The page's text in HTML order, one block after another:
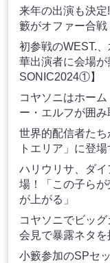
来年の出演も決
籔がオファー合戦
初参戦のWEST.
華出演者に会場
SONIC2024①】
コヤソニはホー
ー・エルフが囲み
世界的配信者た
トエリア」に登
ハリウリサ、ダ
場！「この子ら
が上がる」
コヤソニでビッ
会見で暴露ネタを
小籔参加のSPセ